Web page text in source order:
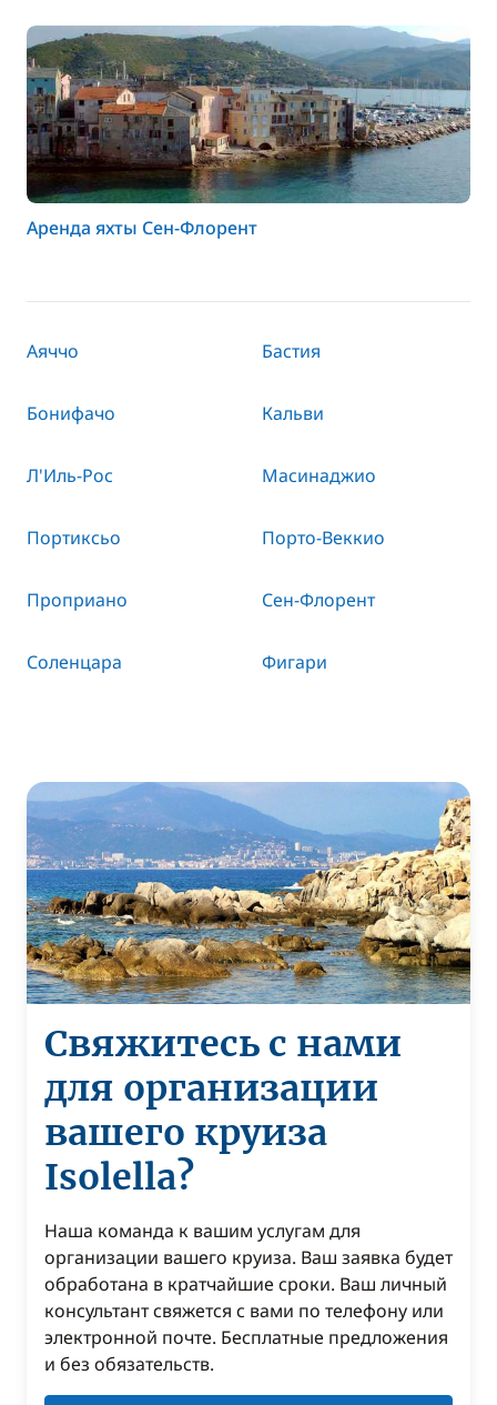
Аренда яхты Сен-Флорент
Аяччо Бастия
Бонифачо Кальви
Л'Иль-Рос Масинаджио
Портиксьо Порто-Веккио
Проприано Сен-Флорент
Соленцара Фигари
Свяжитесь с нами
для организации
вашего круиза
Isolella?
Наша команда к вашим услугам для
организации вашего круиза. Ваш заявка будет
обработана в кратчайшие сроки. Ваш личный
консультант свяжется с вами по телефону или
электронной почте. Бесплатные предложения
и без обязательств.